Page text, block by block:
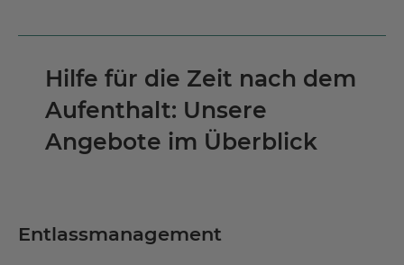
Hilfe für die Zeit nach dem
Aufenthalt: Unsere
Angebote im Überblick
Entlassmanagement